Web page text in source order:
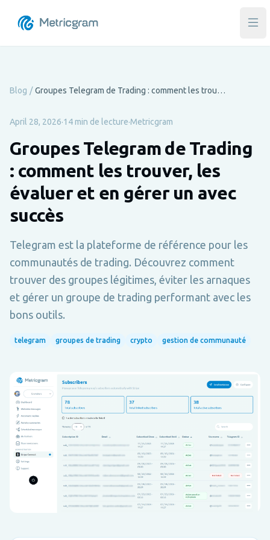
Blog / Groupes Telegram de Trading : comment les trouver, les évaluer et en gérer un avec succès
April 28, 2026·14 min de lecture·Metricgram
Groupes Telegram de Trading
: comment les trouver, les
évaluer et en gérer un avec
succès
Telegram est la plateforme de référence pour les
communautés de trading. Découvrez comment
trouver des groupes légitimes, éviter les arnaques
et gérer un groupe de trading performant avec les
bons outils.
telegram groupes de trading crypto gestion de communauté